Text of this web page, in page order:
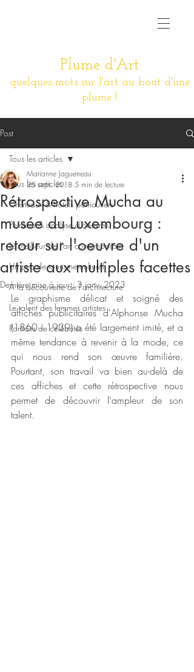
Plume d'Art
quelques mots sur l'art au bout d'une
plume !
Post
Tous les articles
Châteaux & hôtels particuliers
Peinture & analyse d'oeuvres
Le meilleur de l'art contemporain
Un peu de tourisme culturel
À la découverte de l'architecture
Le talent des femmes artistes
Portraits de célébrités
Tous les articles
Rétrospective Mucha au
musée du Luxembourg :
retour sur l'oeuvre d'un
artiste aux multiples facettes
Marianne Jagueneau
25 sept. 2018 5 min de lecture
Dernière mise à jour :3 janv. 2023
Le graphisme délicat et soigné des
affiches publicitaires d'Alphonse Mucha
(1860 - 1939) a été largement imité, et a
même tendance à revenir à la mode, ce
qui nous rend son œuvre familière.
Pourtant, son travail va bien au-delà de
ces affiches et cette rétrospective nous
permet de découvrir l'ampleur de son
talent.